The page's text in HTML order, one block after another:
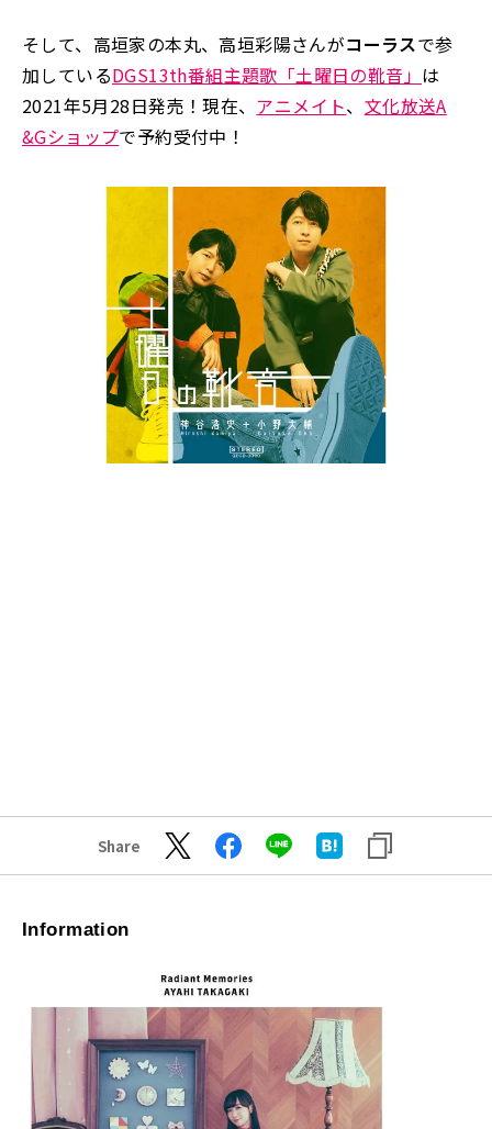
そして、高垣家の本丸、高垣彩陽さんがコーラスで参
加しているDGS13th番組主題歌「土曜日の靴音」 は
2021年5月28日発売！現在、 アニメイト、 文化放送A
&Gショップで予約受付中！
Share
Information